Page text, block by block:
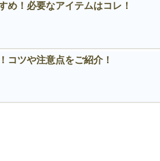
め！必要なアイテムはコレ！
コツや注意点をご紹介！